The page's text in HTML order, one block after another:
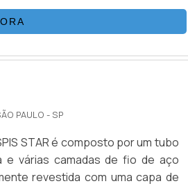
PAULO - SP
STAR é composto por um tubo
e várias camadas de fio de aço
revestida com uma capa de